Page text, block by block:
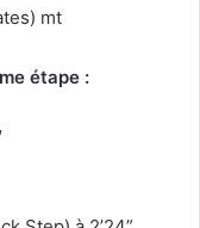
mt
étape :